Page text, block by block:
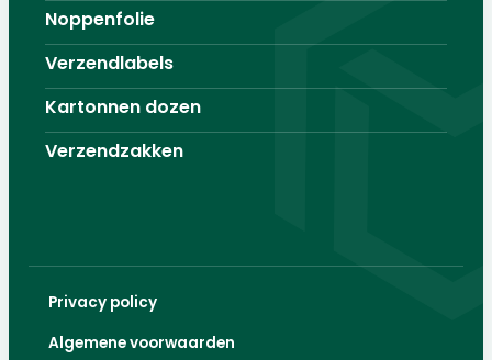
Noppenfolie
Verzendlabels
Kartonnen dozen
Verzendzakken
Privacy policy
Algemene voorwaarden